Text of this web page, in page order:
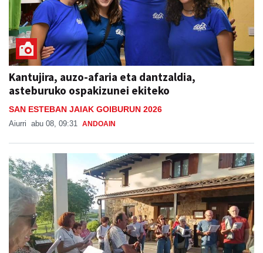
Kantujira, auzo-afaria eta dantzaldia,
asteburuko ospakizunei ekiteko
SAN ESTEBAN JAIAK GOIBURUN 2026
Aiurri abu 08, 09:31 ANDOAIN